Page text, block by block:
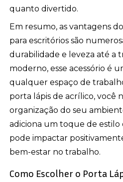
quanto divertido.
Em resumo, as vantagens
para escritórios são
durabilidade e leveza até a
moderno, esse acessório é
qualquer espaço de
porta lápis de acrílico, você
organização do seu
adiciona um toque de
pode impactar
bem-estar no trabalho.
Como Escolher o Porta